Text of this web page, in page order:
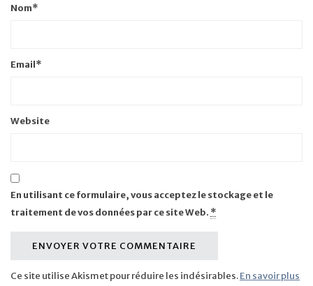
Nom*
Email*
Website
En utilisant ce formulaire, vous acceptez le stockage et le
traitement de vos données par ce site Web. *
Ce site utilise Akismet pour réduire les indésirables.En savoir plus